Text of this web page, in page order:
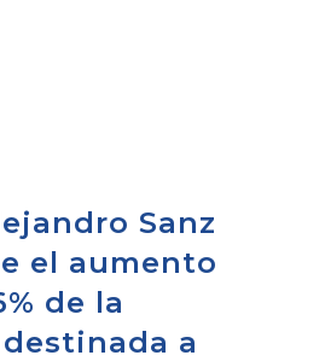
Sanz
el aumento
de la
a